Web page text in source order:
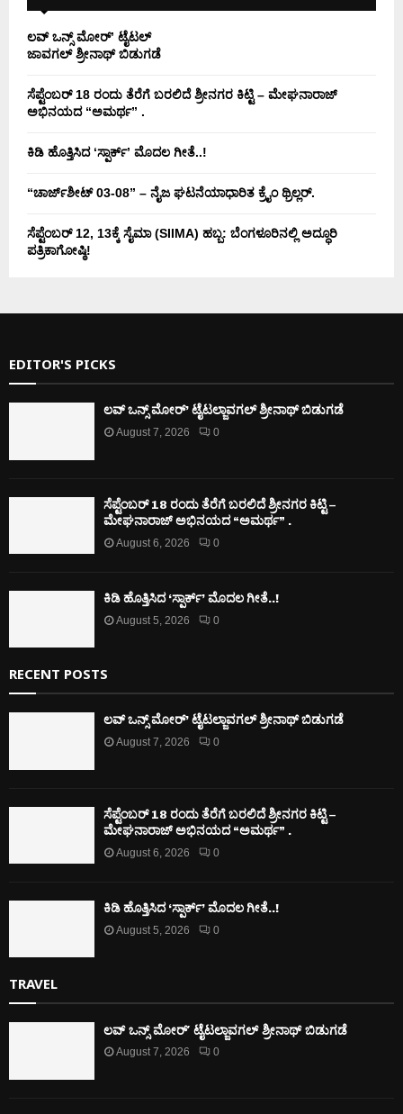
ಲವ್ ಒನ್ಸ್ ಮೋರ್’ ಟೈಟಲ್
ಜಾವಗಲ್ ಶ್ರೀನಾಥ್ ಬಿಡುಗಡೆ
ಸೆಪ್ಟೆಂಬರ್ 18 ರಂದು ತೆರೆಗೆ ಬರಲಿದೆ ಶ್ರೀನಗರ ಕಿಟ್ಟಿ – ಮೇಘನಾರಾಜ್
ಅಭಿನಯದ “ಅಮರ್ಥ” .
ಕಿಡಿ‌‌ ಹೊತ್ತಿಸಿದ ‘ಸ್ಪಾರ್ಕ್’ ಮೊದಲ‌ ಗೀತೆ..!
“ಚಾರ್ಜ್‌ಶೀಟ್ 03-08” – ನೈಜ ಘಟನೆಯಾಧಾರಿತ ಕ್ರೈಂ ಥ್ರಿಲ್ಲರ್.
ಸೆಪ್ಟೆಂಬರ್ 12, 13ಕ್ಕೆ ಸೈಮಾ (SIIMA) ಹಬ್ಬ: ಬೆಂಗಳೂರಿನಲ್ಲಿ ಅದ್ಧೂರಿ
ಪತ್ರಿಕಾಗೋಷ್ಠಿ!
EDITOR'S PICKS
ಲವ್ ಒನ್ಸ್ ಮೋರ್’ ಟೈಟಲ್ಜಾವಗಲ್ ಶ್ರೀನಾಥ್ ಬಿಡುಗಡೆ
August 7, 2026 0
ಸೆಪ್ಟೆಂಬರ್ 18 ರಂದು ತೆರೆಗೆ ಬರಲಿದೆ ಶ್ರೀನಗರ ಕಿಟ್ಟಿ –
ಮೇಘನಾರಾಜ್ ಅಭಿನಯದ “ಅಮರ್ಥ” .
August 6, 2026 0
ಕಿಡಿ‌‌ ಹೊತ್ತಿಸಿದ ‘ಸ್ಪಾರ್ಕ್’ ಮೊದಲ‌ ಗೀತೆ..!
August 5, 2026 0
RECENT POSTS
ಲವ್ ಒನ್ಸ್ ಮೋರ್’ ಟೈಟಲ್ಜಾವಗಲ್ ಶ್ರೀನಾಥ್ ಬಿಡುಗಡೆ
August 7, 2026 0
ಸೆಪ್ಟೆಂಬರ್ 18 ರಂದು ತೆರೆಗೆ ಬರಲಿದೆ ಶ್ರೀನಗರ ಕಿಟ್ಟಿ –
ಮೇಘನಾರಾಜ್ ಅಭಿನಯದ “ಅಮರ್ಥ” .
August 6, 2026 0
ಕಿಡಿ‌‌ ಹೊತ್ತಿಸಿದ ‘ಸ್ಪಾರ್ಕ್’ ಮೊದಲ‌ ಗೀತೆ..!
August 5, 2026 0
TRAVEL
ಲವ್ ಒನ್ಸ್ ಮೋರ್’ ಟೈಟಲ್ಜಾವಗಲ್ ಶ್ರೀನಾಥ್ ಬಿಡುಗಡೆ
August 7, 2026 0